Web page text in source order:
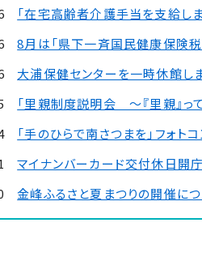
「在宅高齢者介護手当を支給しま
8月は「県下一斉国民健康保険
大浦保健センターを一時休館し
「里親制度説明会 ～『里親』っ
「手のひらで南さつまを」フォト
マイナンバーカード交付休日開
金峰ふるさと夏まつりの開催に
吹上浜海浜公園 婚活イベン